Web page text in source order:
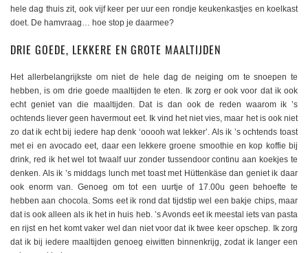
hele dag thuis zit, ook vijf keer per uur een rondje keukenkastjes en koelkast
doet. De hamvraag… hoe stop je daarmee?
DRIE GOEDE, LEKKERE EN GROTE MAALTIJDEN
Het allerbelangrijkste om niet de hele dag de neiging om te snoepen te
hebben, is om drie goede maaltijden te eten. Ik zorg er ook voor dat ik ook
echt geniet van die maaltijden. Dat is dan ook de reden waarom ik ’s
ochtends liever geen havermout eet. Ik vind het niet vies, maar het is ook niet
zo dat ik echt bij iedere hap denk ‘ooooh wat lekker’. Als ik ’s ochtends toast
met ei en avocado eet, daar een lekkere groene smoothie en kop koffie bij
drink, red ik het wel tot twaalf uur zonder tussendoor continu aan koekjes te
denken. Als ik ’s middags lunch met toast met Hüttenkäse dan geniet ik daar
ook enorm van. Genoeg om tot een uurtje of 17.00u geen behoefte te
hebben aan chocola. Soms eet ik rond dat tijdstip wel een bakje chips, maar
dat is ook alleen als ik het in huis heb. ’s Avonds eet ik meestal iets van pasta
en rijst en het komt vaker wel dan niet voor dat ik twee keer opschep. Ik zorg
dat ik bij iedere maaltijden genoeg eiwitten binnenkrijg, zodat ik langer een